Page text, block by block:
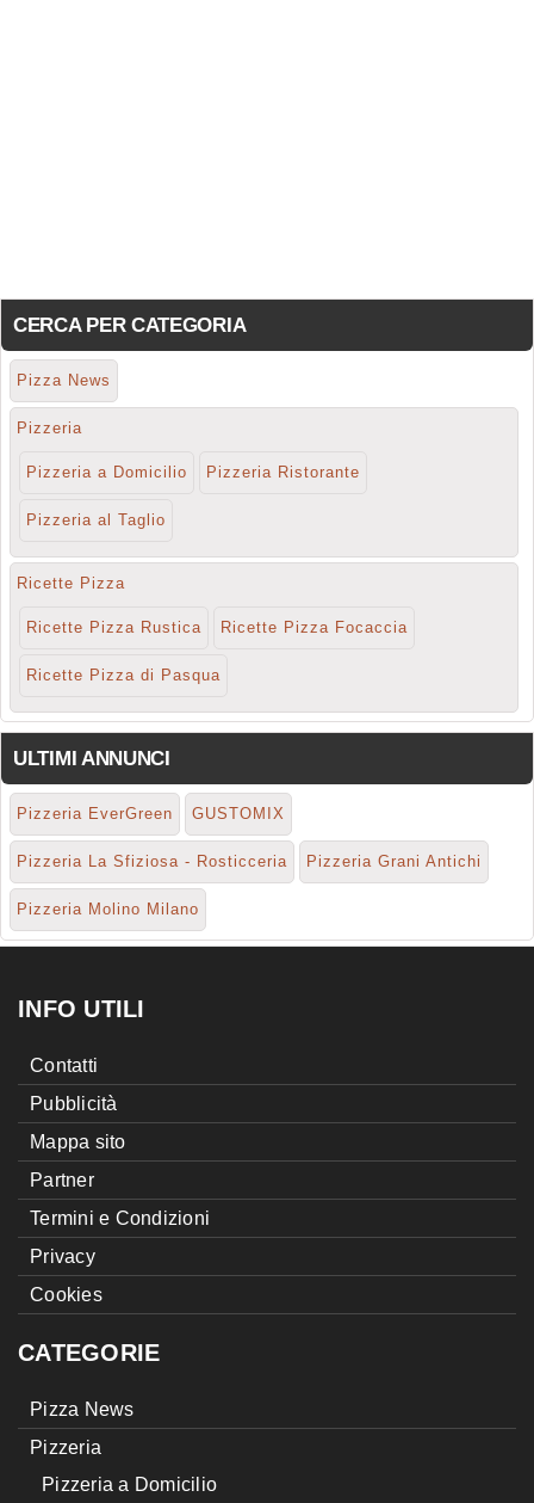
CERCA PER CATEGORIA
Pizza News
Pizzeria
Pizzeria a Domicilio Pizzeria Ristorante
Pizzeria al Taglio
Ricette Pizza
Ricette Pizza Rustica Ricette Pizza Focaccia
Ricette Pizza di Pasqua
ULTIMI ANNUNCI
Pizzeria EverGreen GUSTOMIX
Pizzeria La Sfiziosa - Rosticceria Pizzeria Grani Antichi
Pizzeria Molino Milano
INFO UTILI
Contatti
Pubblicità
Mappa sito
Partner
Termini e Condizioni
Privacy
Cookies
CATEGORIE
Pizza News
Pizzeria
Pizzeria a Domicilio